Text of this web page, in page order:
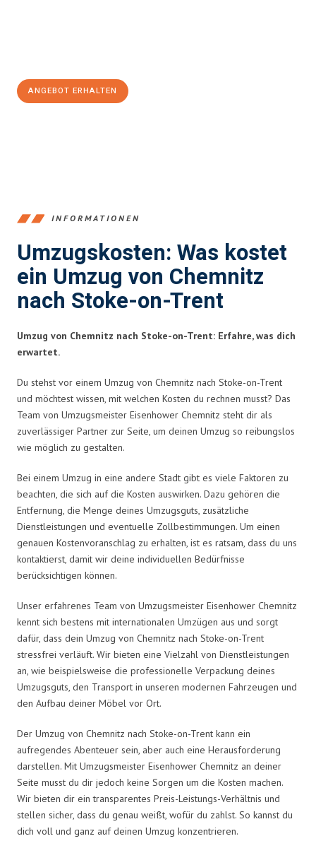
ANGEBOT ERHALTEN
INFORMATIONEN
Umzugskosten: Was kostet
ein Umzug von Chemnitz
nach Stoke-on-Trent
Umzug von Chemnitz nach Stoke-on-Trent: Erfahre, was dich
erwartet.
Du stehst vor einem Umzug von Chemnitz nach Stoke-on-Trent
und möchtest wissen, mit welchen Kosten du rechnen musst? Das
Team von Umzugsmeister Eisenhower Chemnitz steht dir als
zuverlässiger Partner zur Seite, um deinen Umzug so reibungslos
wie möglich zu gestalten.
Bei einem Umzug in eine andere Stadt gibt es viele Faktoren zu
beachten, die sich auf die Kosten auswirken. Dazu gehören die
Entfernung, die Menge deines Umzugsguts, zusätzliche
Dienstleistungen und eventuelle Zollbestimmungen. Um einen
genauen Kostenvoranschlag zu erhalten, ist es ratsam, dass du uns
kontaktierst, damit wir deine individuellen Bedürfnisse
berücksichtigen können.
Unser erfahrenes Team von Umzugsmeister Eisenhower Chemnitz
kennt sich bestens mit internationalen Umzügen aus und sorgt
dafür, dass dein Umzug von Chemnitz nach Stoke-on-Trent
stressfrei verläuft. Wir bieten eine Vielzahl von Dienstleistungen
an, wie beispielsweise die professionelle Verpackung deines
Umzugsguts, den Transport in unseren modernen Fahrzeugen und
den Aufbau deiner Möbel vor Ort.
Der Umzug von Chemnitz nach Stoke-on-Trent kann ein
aufregendes Abenteuer sein, aber auch eine Herausforderung
darstellen. Mit Umzugsmeister Eisenhower Chemnitz an deiner
Seite musst du dir jedoch keine Sorgen um die Kosten machen.
Wir bieten dir ein transparentes Preis-Leistungs-Verhältnis und
stellen sicher, dass du genau weißt, wofür du zahlst. So kannst du
dich voll und ganz auf deinen Umzug konzentrieren.